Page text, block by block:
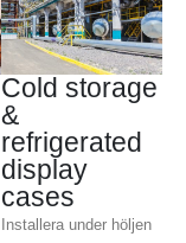
Cold storage
&
refrigerated
display
cases
Installera under höljen